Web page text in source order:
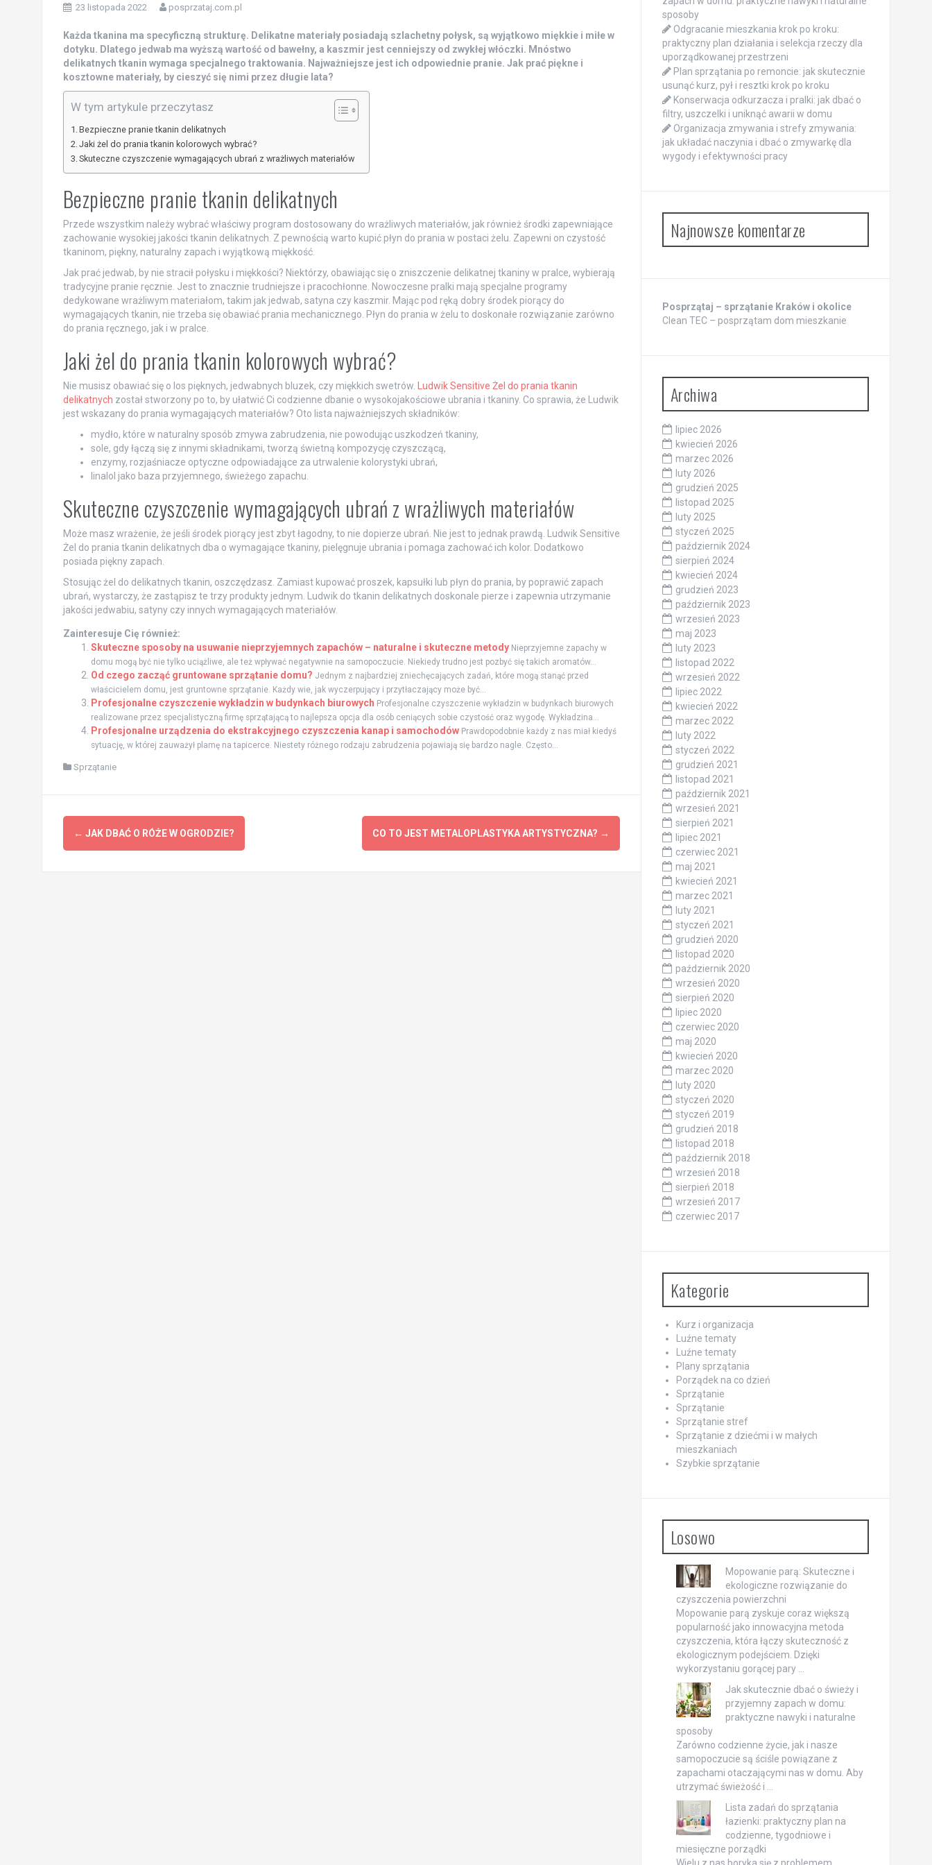
23 listopada 2022 posprzataj.com.pl
Każda tkanina ma specyficzną strukturę. Delikatne materiały posiadają szlachetny połysk, są wyjątkowo miękkie i miłe w
dotyku. Dlatego jedwab ma wyższą wartość od bawełny, a kaszmir jest cenniejszy od zwykłej włóczki. Mnóstwo
delikatnych tkanin wymaga specjalnego traktowania. Najważniejsze jest ich odpowiednie pranie. Jak prać piękne i
kosztowne materiały, by cieszyć się nimi przez długie lata?
W tym artykule przeczytasz
Bezpieczne pranie tkanin delikatnych
Jaki żel do prania tkanin kolorowych wybrać?
Skuteczne czyszczenie wymagających ubrań z wrażliwych materiałów
Bezpieczne pranie tkanin delikatnych
Przede wszystkim należy wybrać właściwy program dostosowany do wrażliwych materiałów, jak również środki zapewniające
zachowanie wysokiej jakości tkanin delikatnych. Z pewnością warto kupić płyn do prania w postaci żelu. Zapewni on czystość
tkaninom, piękny, naturalny zapach i wyjątkową miękkość.
Jak prać jedwab, by nie stracił połysku i miękkości? Niektórzy, obawiając się o zniszczenie delikatnej tkaniny w pralce, wybierają
tradycyjne pranie ręcznie. Jest to znacznie trudniejsze i pracochłonne. Nowoczesne pralki mają specjalne programy
dedykowane wrażliwym materiałom, takim jak jedwab, satyna czy kaszmir. Mając pod ręką dobry środek piorący do
wymagających tkanin, nie trzeba się obawiać prania mechanicznego. Płyn do prania w żelu to doskonałe rozwiązanie zarówno
do prania ręcznego, jak i w pralce.
Jaki żel do prania tkanin kolorowych wybrać?
Nie musisz obawiać się o los pięknych, jedwabnych bluzek, czy miękkich swetrów. Ludwik Sensitive Żel do prania tkanin
delikatnych został stworzony po to, by ułatwić Ci codzienne dbanie o wysokojakościowe ubrania i tkaniny. Co sprawia, że Ludwik
jest wskazany do prania wymagających materiałów? Oto lista najważniejszych składników:
mydło, które w naturalny sposób zmywa zabrudzenia, nie powodując uszkodzeń tkaniny,
sole, gdy łączą się z innymi składnikami, tworzą świetną kompozycję czyszczącą,
enzymy, rozjaśniacze optyczne odpowiadające za utrwalenie kolorystyki ubrań,
linalol jako baza przyjemnego, świeżego zapachu.
Skuteczne czyszczenie wymagających ubrań z wrażliwych materiałów
Może masz wrażenie, że jeśli środek piorący jest zbyt łagodny, to nie dopierze ubrań. Nie jest to jednak prawdą. Ludwik Sensitive
Żel do prania tkanin delikatnych dba o wymagające tkaniny, pielęgnuje ubrania i pomaga zachować ich kolor. Dodatkowo
posiada piękny zapach.
Stosując żel do delikatnych tkanin, oszczędzasz. Zamiast kupować proszek, kapsułki lub płyn do prania, by poprawić zapach
ubrań, wystarczy, że zastąpisz te trzy produkty jednym. Ludwik do tkanin delikatnych doskonale pierze i zapewnia utrzymanie
jakości jedwabiu, satyny czy innych wymagających materiałów.
Zainteresuje Cię również:
Skuteczne sposoby na usuwanie nieprzyjemnych zapachów – naturalne i skuteczne metody Nieprzyjemne zapachy w
domu mogą być nie tylko uciążliwe, ale też wpływać negatywnie na samopoczucie. Niekiedy trudno jest pozbyć się takich aromatów...
Od czego zacząć gruntowane sprzątanie domu? Jednym z najbardziej zniechęcających zadań, które mogą stanąć przed
właścicielem domu, jest gruntowne sprzątanie. Każdy wie, jak wyczerpujący i przytłaczający może być...
Profesjonalne czyszczenie wykładzin w budynkach biurowych Profesjonalne czyszczenie wykładzin w budynkach biurowych
realizowane przez specjalistyczną firmę sprzątającą to najlepsza opcja dla osób ceniących sobie czystość oraz wygodę. Wykładzina...
Profesjonalne urządzenia do ekstrakcyjnego czyszczenia kanap i samochodów Prawdopodobnie każdy z nas miał kiedyś
sytuację, w której zauważył plamę na tapicerce. Niestety różnego rodzaju zabrudzenia pojawiają się bardzo nagle. Często...
Sprzątanie
Zobacz
wpisy
← JAK DBAĆ O RÓŻE W OGRODZIE? CO TO JEST METALOPLASTYKA ARTYSTYCZNA? →
sposoby
Odgracanie mieszkania krok po kroku:
praktyczny plan działania i selekcja rzeczy dla
uporządkowanej przestrzeni
Plan sprzątania po remoncie: jak skutecznie
usunąć kurz, pył i resztki krok po kroku
Konserwacja odkurzacza i pralki: jak dbać o
filtry, uszczelki i uniknąć awarii w domu
Organizacja zmywania i strefy zmywania:
jak układać naczynia i dbać o zmywarkę dla
wygody i efektywności pracy
Najnowsze komentarze
Posprzątaj – sprzątanie Kraków i okolice
Clean TEC – posprzątam dom mieszkanie
Archiwa
lipiec 2026
kwiecień 2026
marzec 2026
luty 2026
grudzień 2025
listopad 2025
luty 2025
styczeń 2025
październik 2024
sierpień 2024
kwiecień 2024
grudzień 2023
październik 2023
wrzesień 2023
maj 2023
luty 2023
listopad 2022
wrzesień 2022
lipiec 2022
kwiecień 2022
marzec 2022
luty 2022
styczeń 2022
grudzień 2021
listopad 2021
październik 2021
wrzesień 2021
sierpień 2021
lipiec 2021
czerwiec 2021
maj 2021
kwiecień 2021
marzec 2021
luty 2021
styczeń 2021
grudzień 2020
listopad 2020
październik 2020
wrzesień 2020
sierpień 2020
lipiec 2020
czerwiec 2020
maj 2020
kwiecień 2020
marzec 2020
luty 2020
styczeń 2020
styczeń 2019
grudzień 2018
listopad 2018
październik 2018
wrzesień 2018
sierpień 2018
wrzesień 2017
czerwiec 2017
Kategorie
Kurz i organizacja
Luźne tematy
Luźne tematy
Plany sprzątania
Porządek na co dzień
Sprzątanie
Sprzątanie
Sprzątanie stref
Sprzątanie z dziećmi i w małych
mieszkaniach
Szybkie sprzątanie
Losowo
Mopowanie parą: Skuteczne i
ekologiczne rozwiązanie do
czyszczenia powierzchni
Mopowanie parą zyskuje coraz większą
popularność jako innowacyjna metoda
czyszczenia, która łączy skuteczność z
ekologicznym podejściem. Dzięki
wykorzystaniu gorącej pary …
Jak skutecznie dbać o świeży i
przyjemny zapach w domu:
praktyczne nawyki i naturalne
sposoby
Zarówno codzienne życie, jak i nasze
samopoczucie są ściśle powiązane z
zapachami otaczającymi nas w domu. Aby
utrzymać świeżość i …
Lista zadań do sprzątania
łazienki: praktyczny plan na
codzienne, tygodniowe i
miesięczne porządki